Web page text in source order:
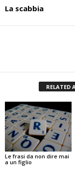
La scabbia
RELATED
Le frasi da non dire mai
a un figlio